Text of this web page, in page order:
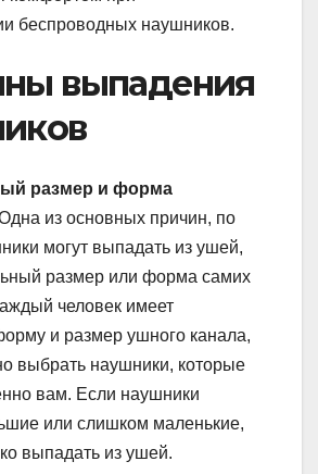
беспроводных наушников.
выпадения
размер и форма
из основных причин, по
могут выпадать из ушей,
размер или форма самих
человек имеет
и размер ушного канала,
выбрать наушники, которые
вам. Если наушники
или слишком маленькие,
выпадать из ушей.